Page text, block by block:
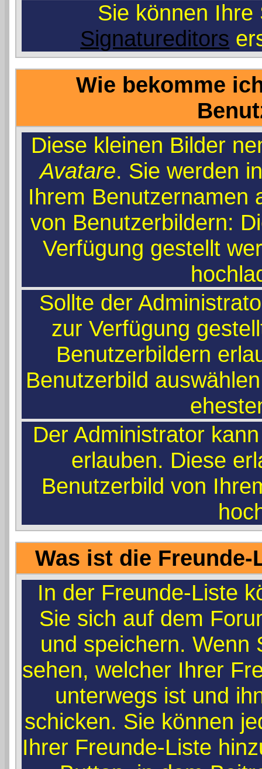
Sie können Ihre
Signatureditors
Wie bekomme
Diese kleinen Bilder
Avatare. Sie werden
Ihrem Benutzernamen
von Benutzerbildern:
Verfügung gestellt
Sollte der
zur Verfügung
Benutzerbildern
Benutzerbild
Der Administrator
erlauben. Diese
Benutzerbild von
Was ist die
In der Freunde-Liste
Sie sich auf dem
und speichern. Wenn
sehen, welcher Ihrer
unterwegs ist und
schicken. Sie können
Ihrer Freunde-Liste